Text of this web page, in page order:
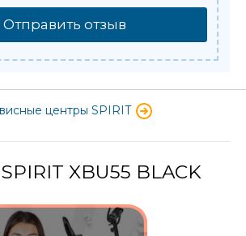
Отправить отзыв
центры SPIRIT
XBU55 BLACK